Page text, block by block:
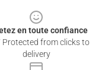
en toute confiance
from clicks to
delivery